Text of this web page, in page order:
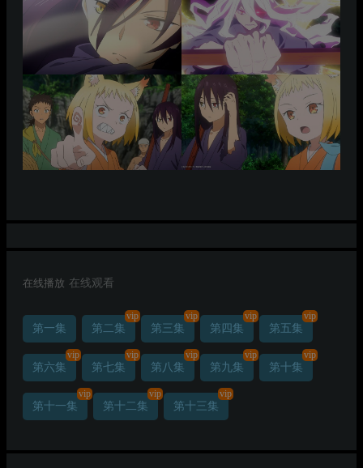
在线播放 在线观看
第一集 第二集
vip
第三集
vip
第四集
vip
第五集
vip
第六集
vip
第七集
vip
第八集
vip
第九集
vip
第十集
vip
第十一集
vip
第十二集
vip
第十三集
vip